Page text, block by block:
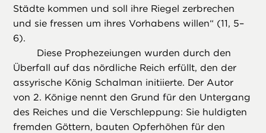
Städte kommen und soll ihre Riegel zerbrechen
und sie fressen um ihres Vorhabens willen“ (11, 5–
6).
Diese Prophezeiungen wurden durch den
Überfall auf das nördliche Reich erfüllt, den der
assyrische König Schalman initiierte. Der Autor
von 2. Könige nennt den Grund für den Untergang
des Reiches und die Verschleppung: Sie huldigten
fremden Göttern, bauten Opferhöhen für den